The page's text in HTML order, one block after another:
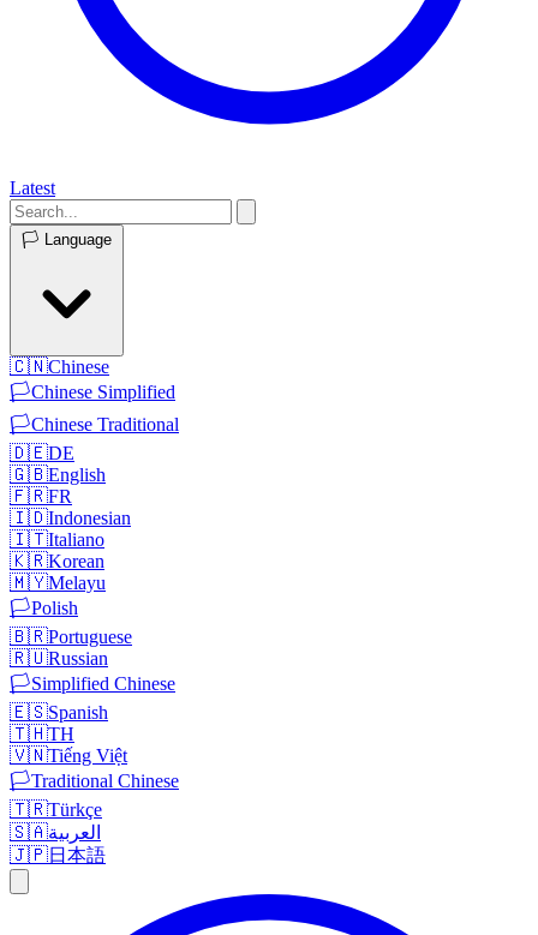
Latest
🏳️ Language
🇨🇳Chinese
🏳️Chinese Simplified
🏳️Chinese Traditional
🇩🇪DE
🇬🇧English
🇫🇷FR
🇮🇩Indonesian
🇮🇹Italiano
🇰🇷Korean
🇲🇾Melayu
🏳️Polish
🇧🇷Portuguese
🇷🇺Russian
🏳️Simplified Chinese
🇪🇸Spanish
🇹🇭TH
🇻🇳Tiếng Việt
🏳️Traditional Chinese
🇹🇷Türkçe
🇸🇦العربية
🇯🇵日本語